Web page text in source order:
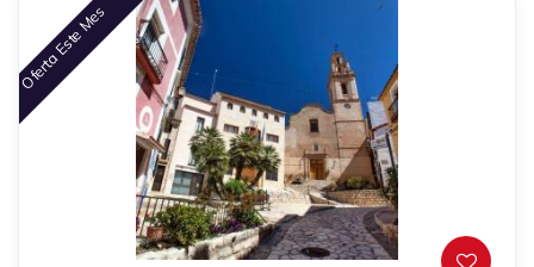
Oferta Este Mes